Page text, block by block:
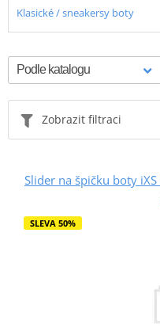
Klasické / sneakersy boty
Zobrazit filtraci
Slider na špičku boty
SLEVA 50%